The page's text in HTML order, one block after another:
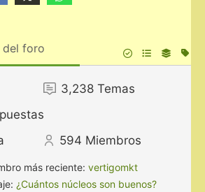
del foro
3,238 Temas
594 Miembros
más reciente: vertigomkt
¿Cuántos núcleos son buenos?